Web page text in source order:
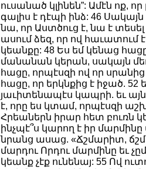
ուսանած կլինեն”: Ամէն ոք, որ
գալիս է դէպի ինձ: 46 Սակայն
նա, որ Աստծուց է, նա է
ասում ձեզ, որ ով հաւատում
կեանքը: 48 Ես եմ կենաց
մանանան կերան, սակայն
հացը, որպէսզի ով որ
հացը, որ երկնքից է իջած. 52
յաւիտենապէս կապրի. եւ
է, որը ես կտամ, որպէսզի
Հրեաներն իրար հետ բուռն
ինչպէ՞ս կարող է իր մարմինը
նրանց ասաց. «Ճշմարիտ,
մարդու Որդու մարմինը եւ
կեանք չէք ունենայ: 55 Ով